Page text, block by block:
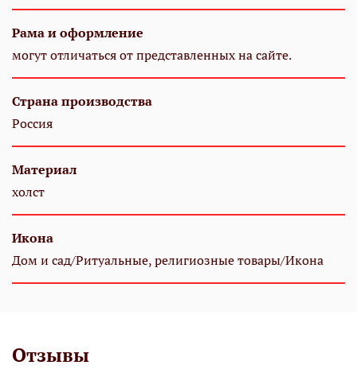
Рама и оформление
могут отличаться от представленных на сайте.
Страна производства
Россия
Материал
холст
Икона
Дом и сад/Ритуальные, религиозные товары/Икона
Отзывы